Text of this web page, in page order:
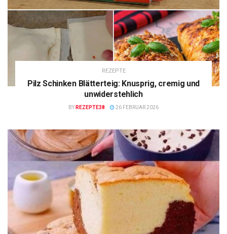
REZEPTE
Pilz Schinken Blätterteig: Knusprig, cremig und
unwiderstehlich
BY REZEPTE38 26 FEBRUAR 2026